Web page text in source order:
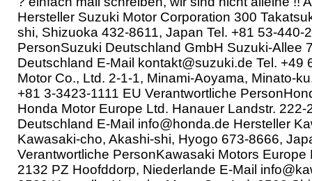
Hersteller Suzuki Motor Corporation 300
shi, Shizuoka 432-8611, Japan Tel. +81 53-440-
PersonSuzuki Deutschland GmbH Suzuki-Allee
Deutschland E-Mail kontakt@suzuki.de Tel. +49
Motor Co., Ltd. 2-1-1, Minami-Aoyama, Minato-
+81 3-3423-1111 EU Verantwortliche
Honda Motor Europe Ltd. Hanauer Landstr.
Deutschland E-Mail info@honda.de Hersteller
Kawasaki-cho, Akashi-shi, Hyogo 673-8666,
Verantwortliche PersonKawasaki Motors Europe
2132 PZ Hoofddorp, Niederlande E-Mail